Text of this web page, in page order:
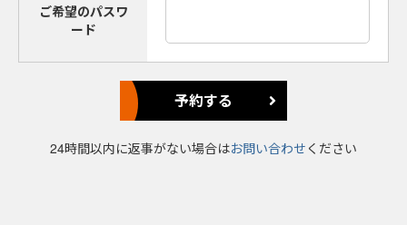
ご希望のパスワ
ード
24時間以内に返事がない場合はお問い合わせ ください